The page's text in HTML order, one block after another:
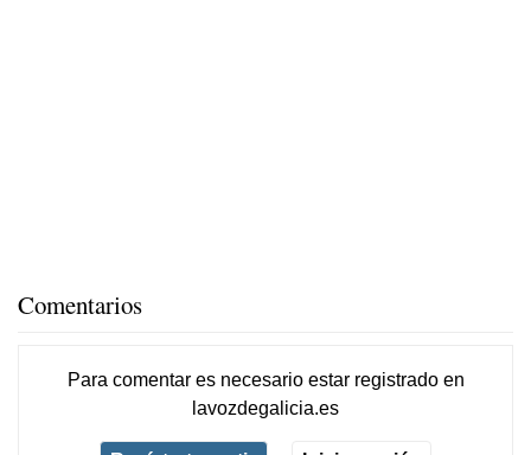
Comentarios
Para comentar es necesario estar registradoen
lavozdegalicia.es